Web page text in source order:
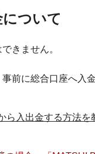
ついて
きません。
前に総合口座へ入
ら入出金する方法を